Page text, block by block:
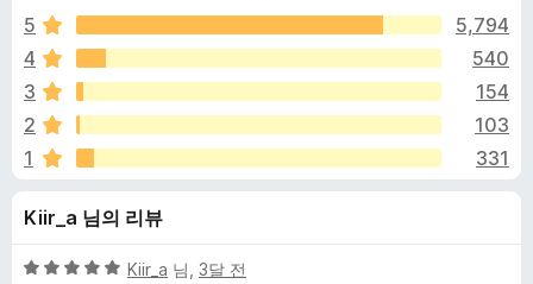
부
기
능
u
a
r
d
A
점
4
6
5
5,794
4
540
3
154
2
103
1
331
Kiir_a 님의 리뷰
5
Kiir_a 님, 3달 전